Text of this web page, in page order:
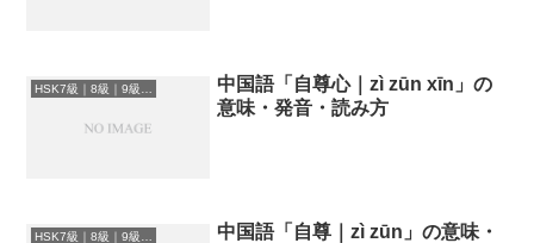
HSK7級｜8級｜9級レベルの中国語
中国語「自尊心｜zì zūn xīn」の
意味・発音・読み方
中国語「自尊｜zì zūn」の意味・